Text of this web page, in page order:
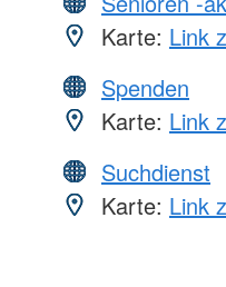
Karte: Link
Spenden
Karte: Link
Suchdienst
Karte: Link